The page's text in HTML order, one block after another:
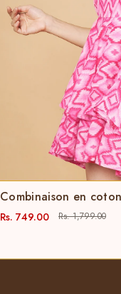
Combinaison en
Rs. 749.00 Rs. 1,799.00